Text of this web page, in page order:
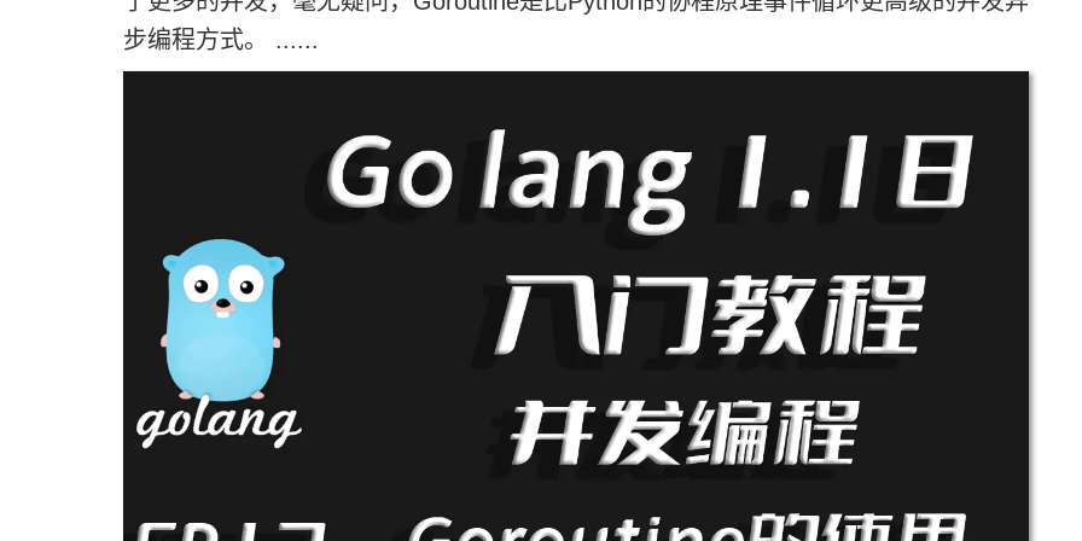
步编程方式。 ......